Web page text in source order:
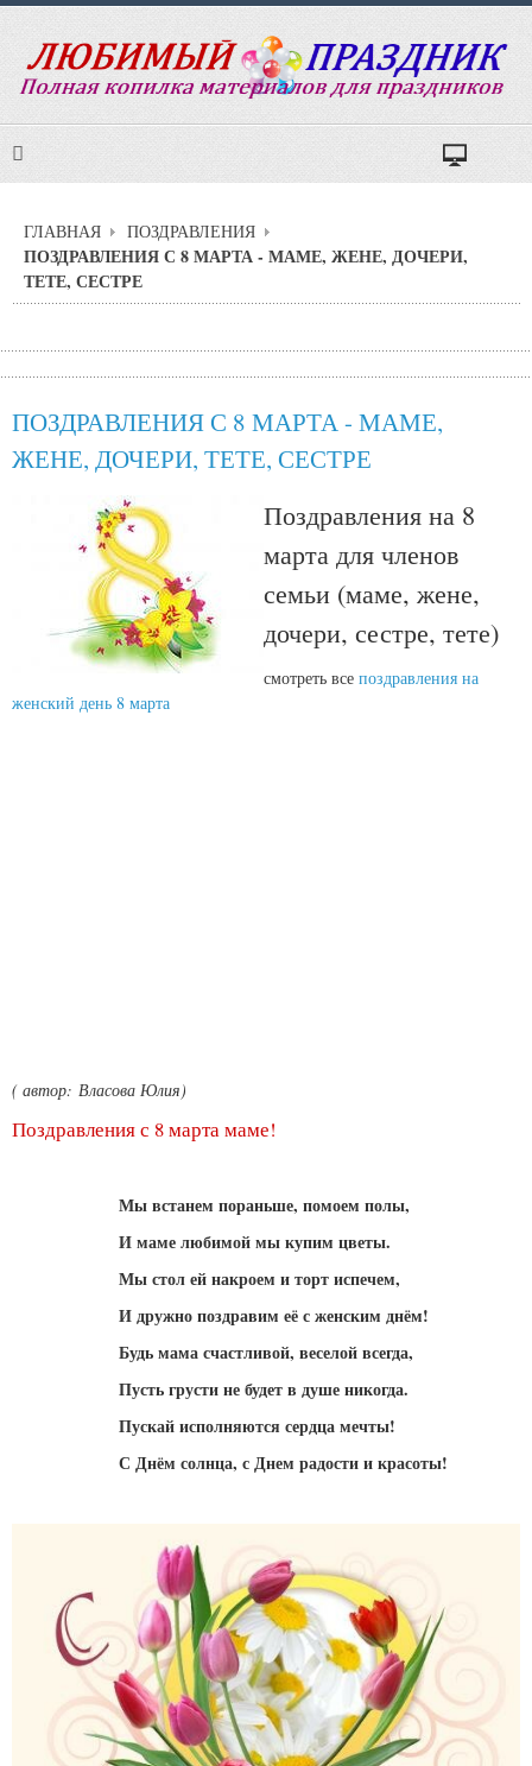
ГЛАВНАЯ ПОЗДРАВЛЕНИЯ
ПОЗДРАВЛЕНИЯ С 8 МАРТА - МАМЕ, ЖЕНЕ, ДОЧЕРИ,
ТЕТЕ, СЕСТРЕ
ПОЗДРАВЛЕНИЯ С 8 МАРТА - МАМЕ,
ЖЕНЕ, ДОЧЕРИ, ТЕТЕ, СЕСТРЕ
Поздравления на 8
марта для членов
семьи (маме, жене,
дочери, сестре, тете)
смотреть все поздравления на
женский день 8 марта
( автор: Власова Юлия)
Поздравления с 8 марта маме!
Мы встанем пораньше, помоем полы,
И маме любимой мы купим цветы.
Мы стол ей накроем и торт испечем,
И дружно поздравим её с женским днём!
Будь мама счастливой, веселой всегда,
Пусть грусти не будет в душе никогда.
Пускай исполняются сердца мечты!
С Днём солнца, с Днем радости и красоты!